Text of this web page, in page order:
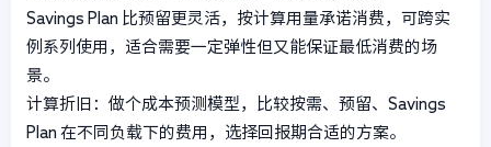
Savings Plan 比预留更灵活，按计算用量承诺消费，可跨实
例系列使用，适合需要一定弹性但又能保证最低消费的场
景。
计算折旧：做个成本预测模型，比较按需、预留、Savings
Plan 在不同负载下的费用，选择回报期合适的方案。